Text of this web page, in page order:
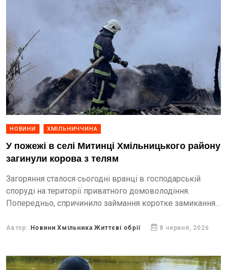
НОВИНИ ХМІЛЬНИЧЧИНА
У пожежі в селі Митинці Хмільницького району
загинули корова з телям
Загоряння сталося сьогодні вранці в господарській
споруді на території приватного домоволодіння.
Попередньо, спричинило займання коротке замикання
Автор: Новини Хмільника Життєві обрії 8 червня, 2026